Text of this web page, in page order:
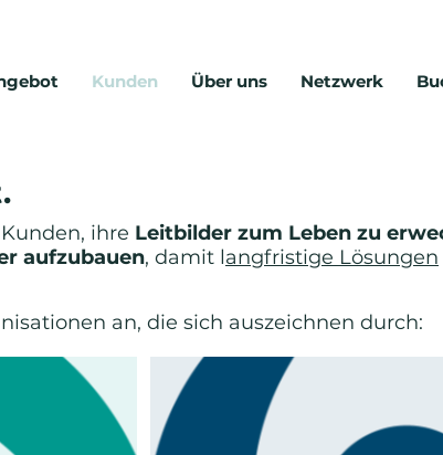
Kunden Über uns Netzwerk
ihre Leitbilder zum Leben zu
aufzubauen, damit langfristige Lösungen
an, die sich auszeichnen durch: